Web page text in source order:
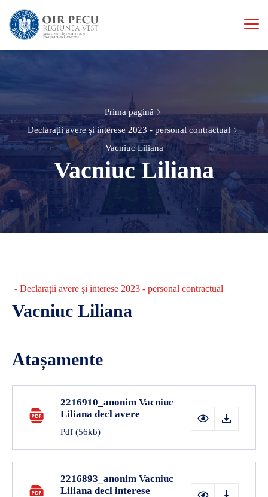
Prima pagină
Declarații avere și interese 2023 - personal contractual
Vacniuc Liliana
Vacniuc Liliana
- Declarații avere și interese 2023 - personal contractual
Vacniuc Liliana
Atașamente
2216910_anonim Vacniuc
Liliana decl avere
Pdf (56kb)
2216893_anonim Vacniuc
Liliana decl interese